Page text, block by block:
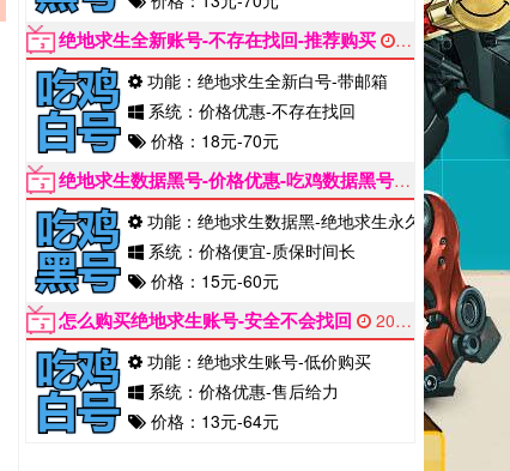
绝地求生全新账号-不存在找回-推荐购买
2022-06-12
功能：绝地求生全新白号-带邮箱
系统：价格优惠-不存在找回
价格：18元-70元
绝地求生数据黑号-价格优惠-吃鸡数据黑号购买
功能：绝地求生数据黑-绝地求生永久黑
系统：价格便宜-质保时间长
价格：15元-60元
怎么购买绝地求生账号-安全不会找回
2022-06-12
功能：绝地求生账号-低价购买
系统：价格优惠-售后给力
价格：13元-64元